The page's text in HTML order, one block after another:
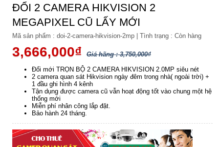
ĐỔI 2 CAMERA HIKVISION 2
MEGAPIXEL CŨ LẤY MỚI
Mã sản phẩm : doi-2-camera-hikvision-2mp | Tình trạng : Còn hàng
3,666,000₫ Giá hãng : 3,750,000₫
Đổi mới TRỌN BỘ 2 CAMERA HIKVISION 2.0MP siêu nét
2 camera quan sát Hikvision ngày đêm trong nhà( ngoài trời) +
1 đầu ghi hình 4 kênh
Tận dụng được camera cũ vẫn hoạt động tốt vào chung một hệ
thống mới
Miễn phí nhân công lắp đặt.
Bảo hành 24 tháng.